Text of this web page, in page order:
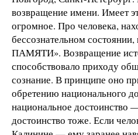
возвращение имени. Имеет
огромное. Про человека,
бессознательном
ПАМЯТИ». Возвращение
способствовало приходу
сознание. В принципе оно
обретению национального
национальное достоинство
достоинство тоже. Если